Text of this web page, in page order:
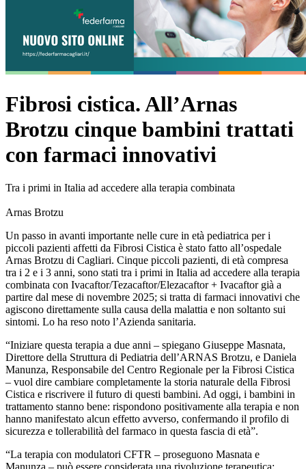
Fibrosi cistica. All’Arnas
Brotzu cinque bambini trattati
con farmaci innovativi
Tra i primi in Italia ad accedere alla terapia combinata
Arnas Brotzu
Un passo in avanti importante nelle cure in età pediatrica per i
piccoli pazienti affetti da Fibrosi Cistica è stato fatto all’ospedale
Arnas Brotzu di Cagliari. Cinque piccoli pazienti, di età compresa
tra i 2 e i 3 anni, sono stati tra i primi in Italia ad accedere alla terapia
combinata con Ivacaftor/Tezacaftor/Elezacaftor + Ivacaftor già a
partire dal mese di novembre 2025; si tratta di farmaci innovativi che
agiscono direttamente sulla causa della malattia e non soltanto sui
sintomi. Lo ha reso noto l’Azienda sanitaria.
“Iniziare questa terapia a due anni – spiegano Giuseppe Masnata,
Direttore della Struttura di Pediatria dell’ARNAS Brotzu, e Daniela
Manunza, Responsabile del Centro Regionale per la Fibrosi Cistica
– vuol dire cambiare completamente la storia naturale della Fibrosi
Cistica e riscrivere il futuro di questi bambini. Ad oggi, i bambini in
trattamento stanno bene: rispondono positivamente alla terapia e non
hanno manifestato alcun effetto avverso, confermando il profilo di
sicurezza e tollerabilità del farmaco in questa fascia di età”.
“La terapia con modulatori CFTR – proseguono Masnata e